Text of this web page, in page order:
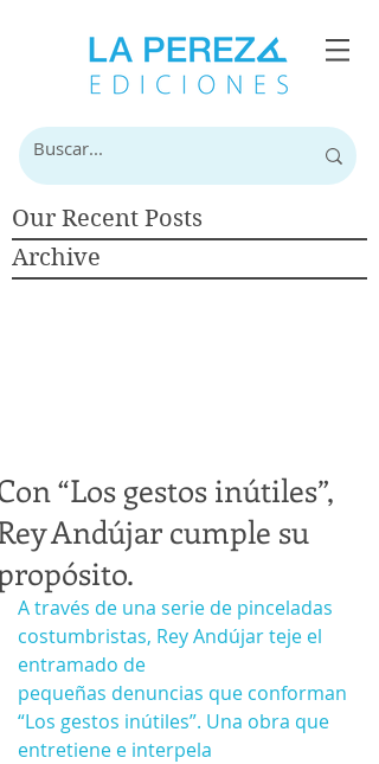
Our Recent Posts
Archive
“Los gestos inútiles”,
Andújar cumple su
A través de una serie de pinceladas
costumbristas, Rey Andújar teje el
entramado de
pequeñas denuncias que conforman
“Los gestos inútiles”. Una obra que
entretiene e interpela